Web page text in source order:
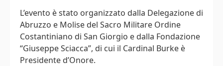
L’evento è stato organizzato dalla Delegazione di
Abruzzo e Molise del Sacro Militare Ordine
Costantiniano di San Giorgio e dalla Fondazione
“Giuseppe Sciacca”, di cui il Cardinal Burke è
Presidente d’Onore.